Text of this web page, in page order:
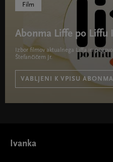
Film
Abonma Liffe po Liffu
Izbor filmov aktualnega Liffa in
Štefančičem Jr.
VABLJENI K VPISU
Ivanka